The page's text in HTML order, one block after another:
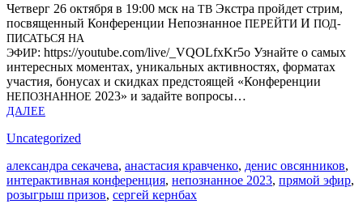
Чет­верг 26 октяб­ря в 19:00 мск на ТВ Экс­т­ра прой­дет стрим,
посвя­щен­ный Кон­фе­рен­ции Непо­знан­ное ПЕРЕЙ­ТИ И ПОД­
ПИ­САТЬ­СЯ НА
ЭФИР: https://youtube.com/live/_VQOLfxKr5o Узнай­те о самых
инте­рес­ных момен­тах, уни­каль­ных актив­но­стях, фор­ма­тах
уча­стия, бону­сах и скид­ках пред­сто­я­щей «Кон­фе­рен­ции
НЕПО­ЗНАН­НОЕ 2023» и задай­те вопро­сы…
ДАЛЕЕ
Uncategorized
александра секачева, анастасия кравченко, денис овсянников,
интерактивная конференция, непознанное 2023, прямой эфир,
розыгрыш призов, сергей кернбах